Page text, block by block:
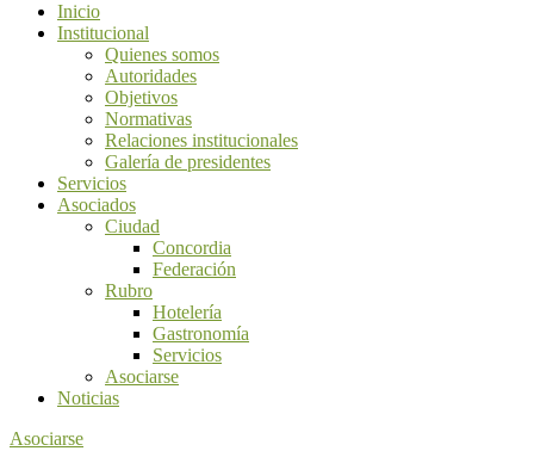
Inicio
Institucional
Quienes somos
Autoridades
Objetivos
Normativas
Relaciones institucionales
Galería de presidentes
Servicios
Asociados
Ciudad
Concordia
Federación
Rubro
Hotelería
Gastronomía
Servicios
Asociarse
Noticias
Asociarse